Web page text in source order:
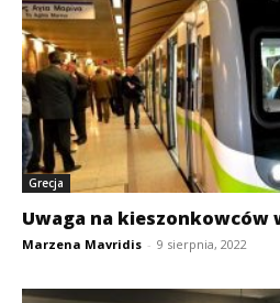
Grecja
Uwaga na kieszonkowców
Marzena Mavridis - 9 sierpnia, 2022